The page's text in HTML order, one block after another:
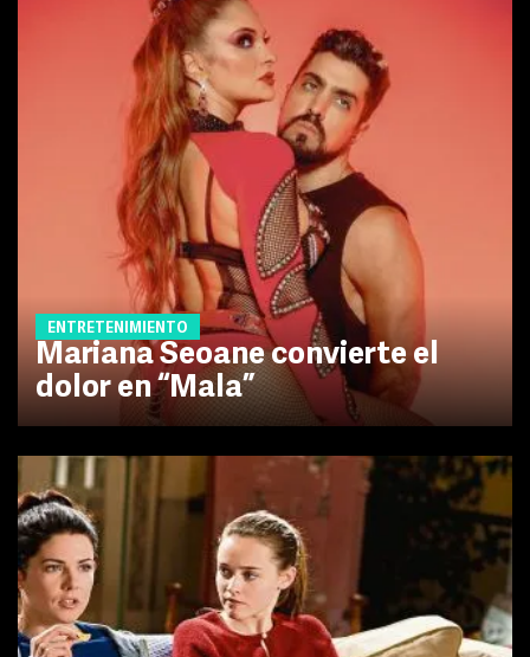
ENTRETENIMIENTO
Mariana Seoane convierte el
dolor en “Mala”